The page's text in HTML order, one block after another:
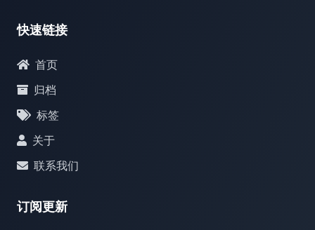
快速链接
首页
归档
标签
关于
联系我们
订阅更新